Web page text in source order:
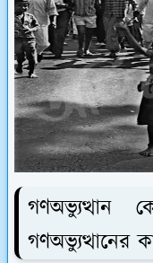
গণঅভ্যুত্থানের